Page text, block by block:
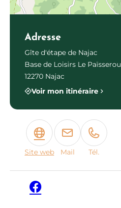
Adresse
Gîte d'étape de Najac
Base de Loisirs Le Païsserou
12270 Najac
Voir mon itinéraire
Site web Mail Tél.
Facebook